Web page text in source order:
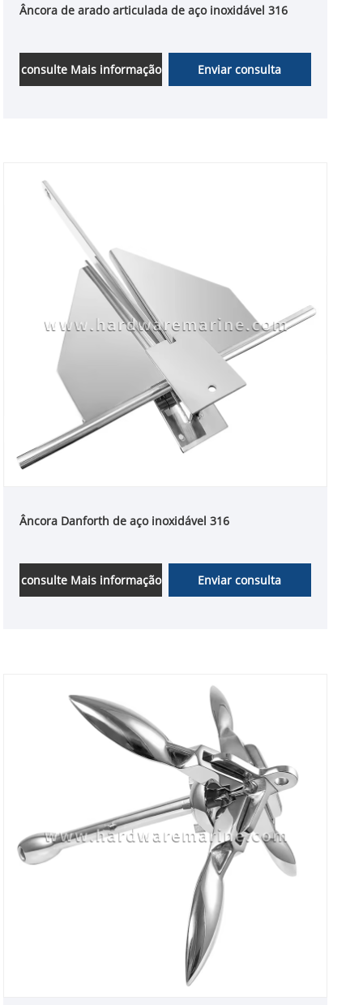
Âncora de arado articulada de aço inoxidável 316
consulte Mais informação Enviar consulta
Âncora Danforth de aço inoxidável 316
consulte Mais informação Enviar consulta